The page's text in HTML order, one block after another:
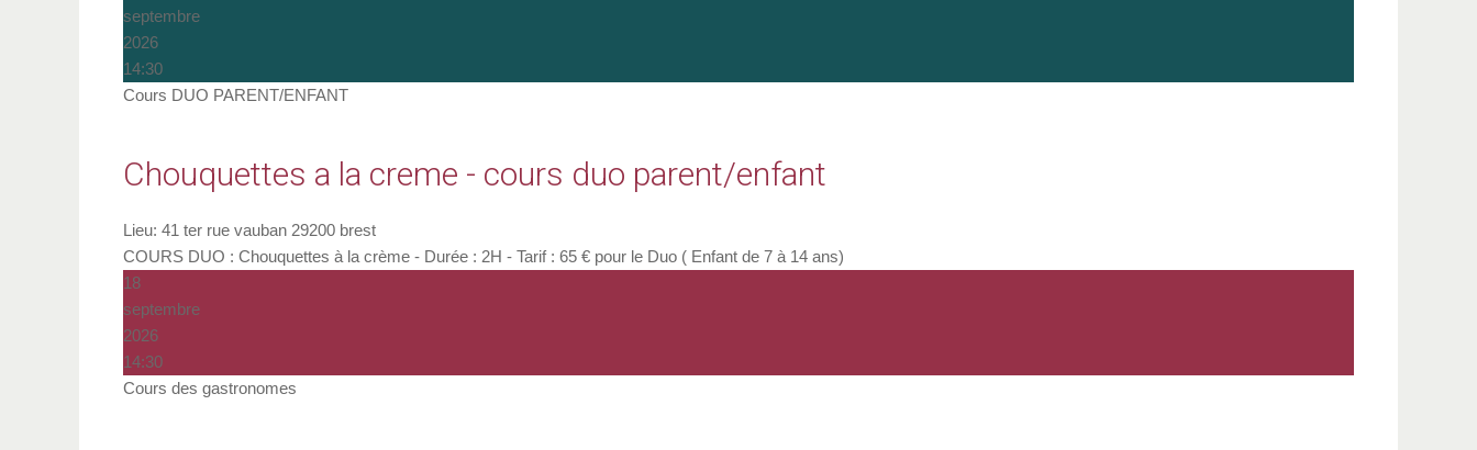
septembre
2026
14:30
Cours DUO PARENT/ENFANT
Chouquettes a la creme - cours duo parent/enfant
Lieu: 41 ter rue vauban 29200 brest
COURS DUO : Chouquettes à la crème - Durée : 2H - Tarif : 65 € pour le Duo ( Enfant de 7 à 14 ans)
18
septembre
2026
14:30
Cours des gastronomes